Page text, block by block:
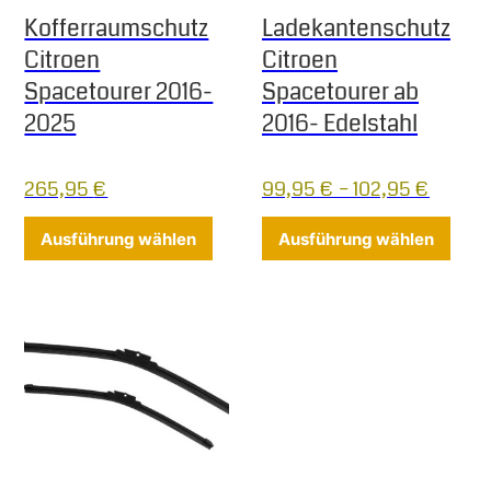
Kofferraumschutz
Citroen
Spacetourer 2016-
2025
265,95€
Ausführung wählen Dieses Produkt weist mehrere
Ladekantenschutz
Citroen
Spacetourer ab
2016- Edelstahl
99,95€ –102,95€
Ausführung wählen